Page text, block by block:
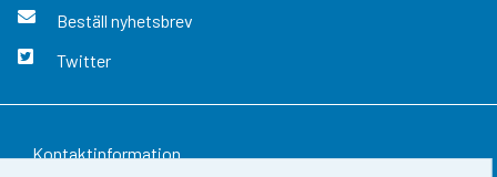
Beställ nyhetsbrev
Twitter
Kontaktinformation